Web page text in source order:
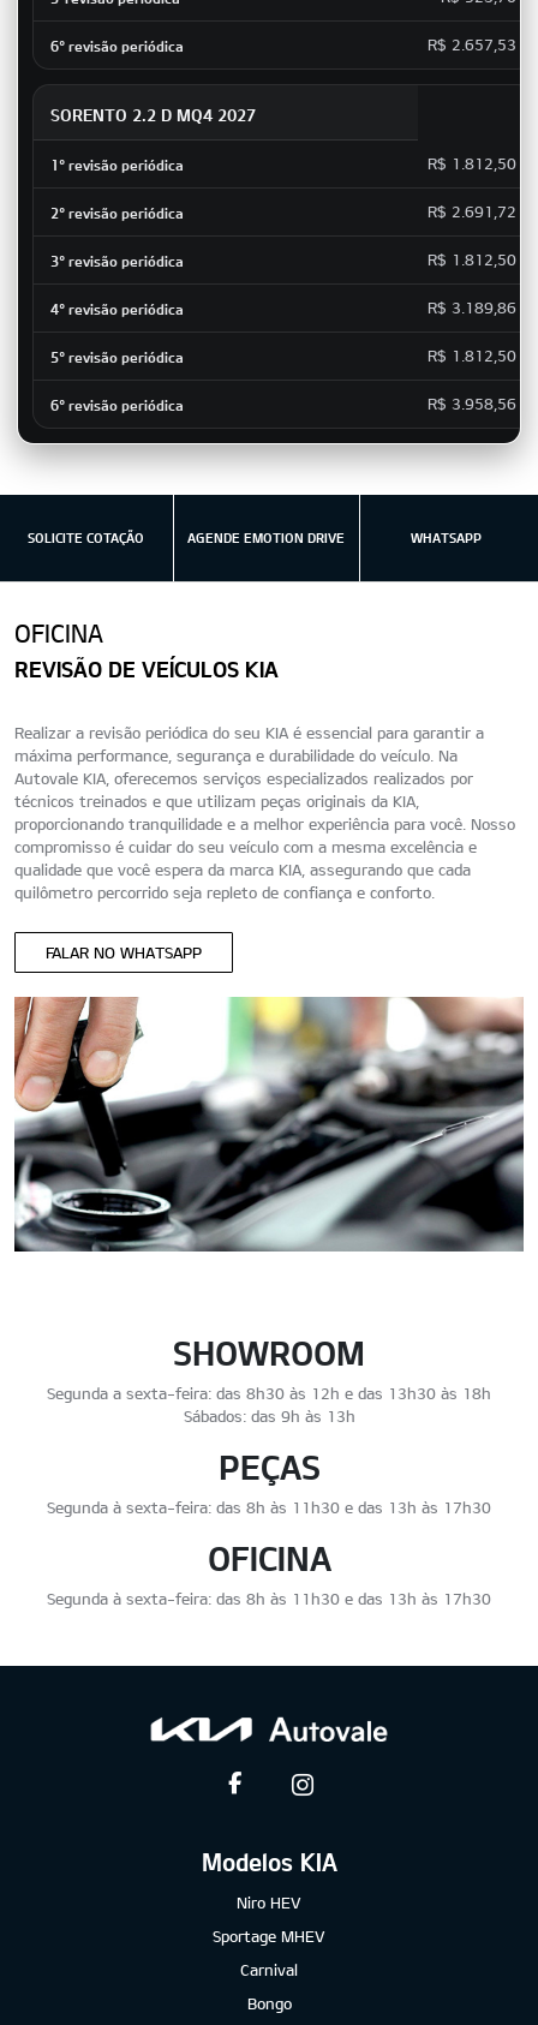
R$ 2.657,53
SORENTO 2.2 D MQ4 2027
R$ 1.812,50
R$ 2.691,72
R$ 1.812,50
R$ 3.189,86
R$ 1.812,50
R$ 3.958,56
SOLICITE COTAÇÃO AGENDE EMOTION DRIVE WHATSAPP
OFICINA
REVISÃO DE VEÍCULOS KIA
Realizar a revisão periódica do seu KIA é essencial para garantir a
máxima performance, segurança e durabilidade do veículo. Na
Autovale KIA, oferecemos serviços especializados realizados por
técnicos treinados e que utilizam peças originais da KIA,
proporcionando tranquilidade e a melhor experiência para você. Nosso
compromisso é cuidar do seu veículo com a mesma excelência e
qualidade que você espera da marca KIA, assegurando que cada
quilômetro percorrido seja repleto de confiança e conforto.
FALAR NO WHATSAPP
SHOWROOM
Segunda a sexta-feira: das 8h30 às 12h e das 13h30 às 18h
Sábados: das 9h às 13h
PEÇAS
Segunda à sexta-feira: das 8h às 11h30 e das 13h às 17h30
OFICINA
Segunda à sexta-feira: das 8h às 11h30 e das 13h às 17h30
Modelos KIA
Niro HEV
Sportage MHEV
Carnival
Bongo